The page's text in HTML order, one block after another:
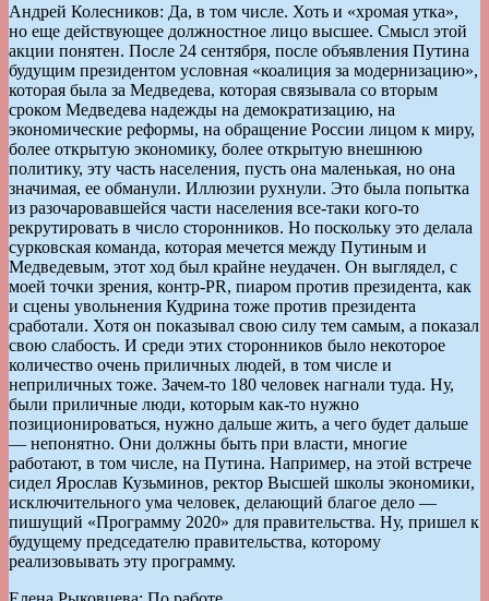
Андрей Колесников: Да, в том числе. Хоть и «хромая утка»,
но еще действующее должностное лицо высшее. Смысл этой
акции понятен. После 24 сентября, после объявления Путина
будущим президентом условная «коалиция за модернизацию»,
которая была за Медведева, которая связывала со вторым
сроком Медведева надежды на демократизацию, на
экономические реформы, на обращение России лицом к миру,
более открытую экономику, более открытую внешнюю
политику, эту часть населения, пусть она маленькая, но она
значимая, ее обманули. Иллюзии рухнули. Это была попытка
из разочаровавшейся части населения все-таки кого-то
рекрутировать в число сторонников. Но поскольку это делала
сурковская команда, которая мечется между Путиным и
Медведевым, этот ход был крайне неудачен. Он выглядел, с
моей точки зрения, контр-PR, пиаром против президента, как
и сцены увольнения Кудрина тоже против президента
сработали. Хотя он показывал свою силу тем самым, а показал
свою слабость. И среди этих сторонников было некоторое
количество очень приличных людей, в том числе и
неприличных тоже. Зачем-то 180 человек нагнали туда. Ну,
были приличные люди, которым как-то нужно
позиционироваться, нужно дальше жить, а чего будет дальше
— непонятно. Они должны быть при власти, многие
работают, в том числе, на Путина. Например, на этой встрече
сидел Ярослав Кузьминов, ректор Высшей школы экономики,
исключительного ума человек, делающий благое дело —
пишущий «Программу 2020» для правительства. Ну, пришел к
будущему председателю правительства, которому
реализовывать эту программу.